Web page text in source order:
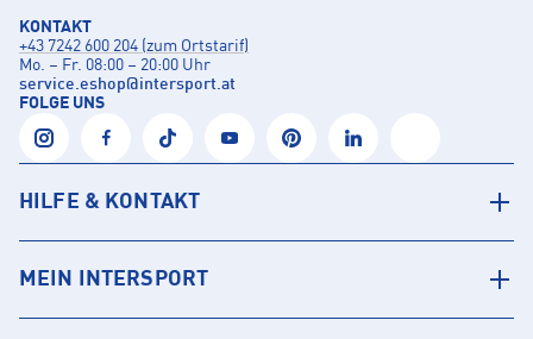
KONTAKT
+43 7242 600 204 (zum Ortstarif)
Mo. – Fr. 08:00 – 20:00 Uhr
service.eshop@intersport.at
FOLGE UNS
HILFE & KONTAKT
MEIN INTERSPORT